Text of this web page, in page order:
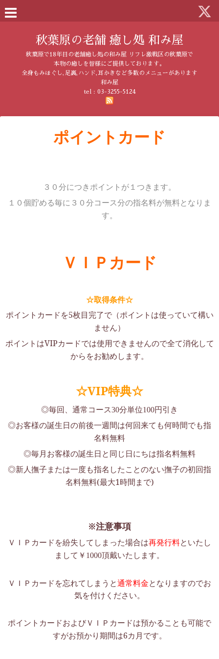
秋葉原の老舗 癒し処 和み屋
秋葉原で18年目の老舗癒し処の和み屋 リフレ激戦区の秋葉原で
本物の癒しを皆様にご提供しております。
全身もみほぐし,足裏,ハンド,耳かきなど多数のメニューがあります
和み屋
tel : 03-3255-5124
ポイントカード
３０分につきポイントが１つきます。
１０個貯める毎に３０分コース分の指名料が無料となりま
す。
ＶＩＰカード
☆取得条件☆
ポイントカードを5枚目完了で（ポイントは使っていて構い
ません）
ポイントはVIPカードでは使用できませんので全て消化して
からをお勧めします。
☆VIP特典☆
◎毎回、通常コース30分単位100円引き
◎お客様の誕生日の前後一週間は何回来ても何時間でも指
名料無料
◎毎月お客様の誕生日と同じ日にちは指名料無料
◎新人撫子または一度も指名したことのない撫子の初回指
名料無料(最大1時間まで)
※注意事項
ＶＩＰカードを紛失してしまった場合は再発行料といたし
まして￥ 1000頂戴いたします。
ＶＩＰカードを忘れてしまうと通常料金となりますのでお
気を付けください。
ポイントカードおよびＶＩＰカードは預かることも可能で
すがお預かり期間は6カ月です。